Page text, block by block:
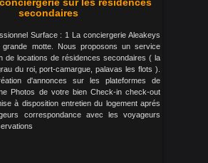
sur les résidences
secondaires
Surface : 1 La conciergerie Aleakeys
motte. Nous proposons un service
de locations de résidences secondaires ( la
du roi, port-camargue, palavas les flots ).
d'annonces sur les plateformes de
Photos de votre bien Check-in check-out
à disposition entretien du logement aprés
correspondance avec les voyageurs